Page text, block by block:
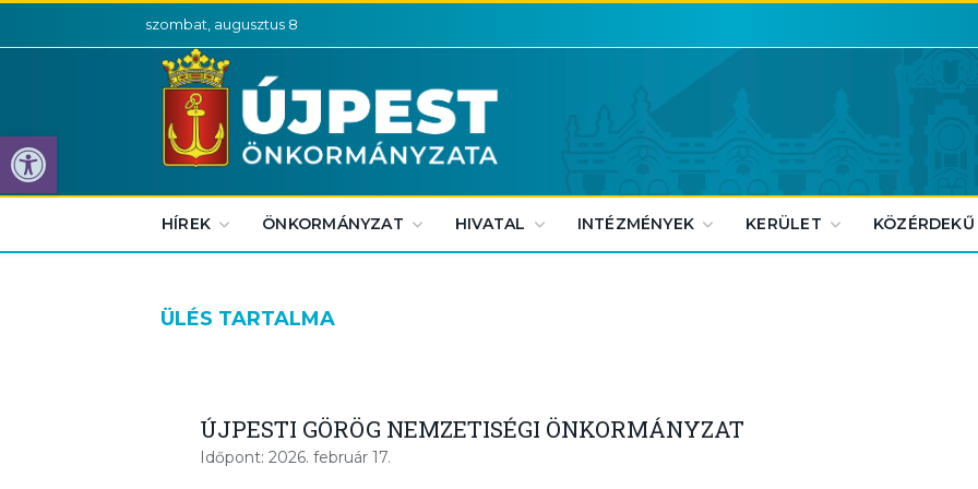
Eszköztár megnyitása
szombat, augusztus 8
HÍREK ÖNKORMÁNYZAT HIVATAL INTÉZMÉNYEK KERÜLET
ÜLÉS TARTALMA
ÚJPESTI GÖRÖG NEMZETISÉGI ÖNKORMÁNYZAT
Időpont: 2026. február 17.